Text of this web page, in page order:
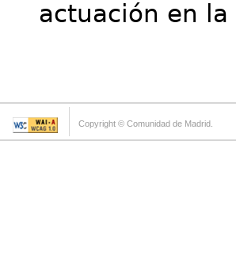
actuación en
Copyright © Comunidad de Madrid.